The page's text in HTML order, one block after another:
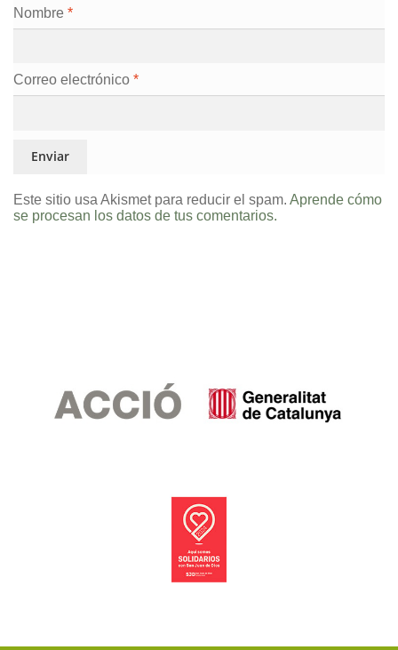
Nombre *
Correo electrónico *
Este sitio usa Akismet para reducir el spam. Aprende cómo
se procesan los datos de tus comentarios.